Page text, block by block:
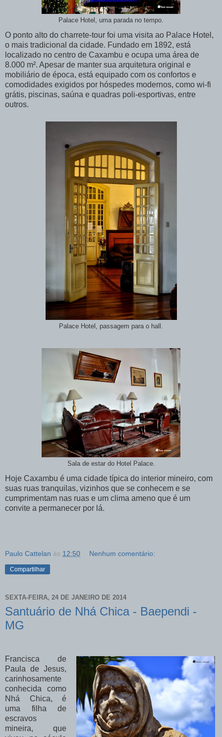
Palace Hotel, uma parada no tempo.
O ponto alto do charrete-tour foi uma visita ao Palace Hotel,
o mais tradicional da cidade. Fundado em 1892, está
localizado no centro de Caxambu e ocupa uma área de
8.000 m². Apesar de manter sua arquitetura original e
mobiliário de época, está equipado com os confortos e
comodidades exigidos por hóspedes modernos, como wi-fi
grátis, piscinas, saúna e quadras poli-esportivas, entre
outros.
Palace Hotel, passagem para o hall.
Sala de estar do Hotel Palace.
Hoje Caxambu é uma cidade típica do interior mineiro, com
suas ruas tranquilas, vizinhos que se conhecem e se
cumprimentam nas ruas e um clima ameno que é um
convite a permanecer por lá.
Paulo Cattelan às 12:50 Nenhum comentário:
Compartilhar
SEXTA-FEIRA, 24 DE JANEIRO DE 2014
Santuário de Nhá Chica - Baependi -
MG
Francisca de
Paula de Jesus,
carinhosamente
conhecida como
Nhá Chica, é
uma filha de
escravos
mineira, que